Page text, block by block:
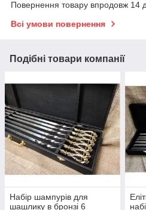
Повернення товару впродовж 14
Всі умови повернення
Подібні товари компанії
Набір шампурів для
шашлику в бронзі 6